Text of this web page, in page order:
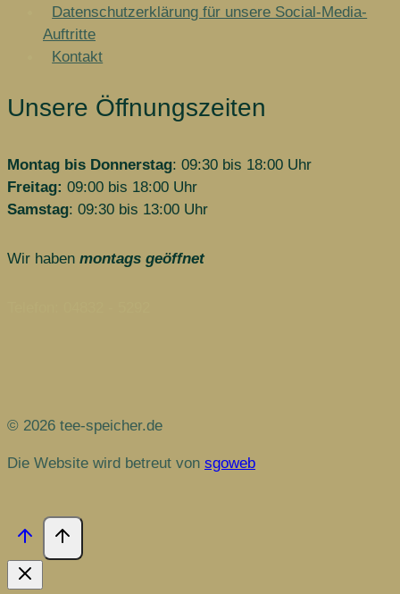
Datenschutzerklärung für unsere Social-Media-
Auftritte
Kontakt
Unsere Öffnungszeiten
Montag bis Donnerstag: 09:30 bis 18:00 Uhr
Freitag: 09:00 bis 18:00 Uhr
Samstag: 09:30 bis 13:00 Uhr
Wir haben montags geöffnet
© 2026 tee-speicher.de
Die Website wird betreut von sgoweb